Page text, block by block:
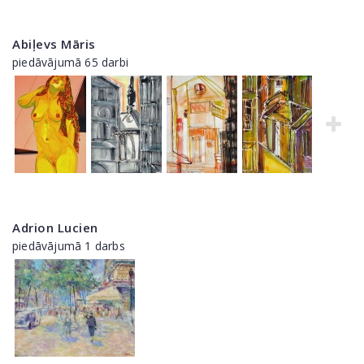
Abiļevs Māris
piedāvājumā 65 darbi
Adrion Lucien
piedāvājumā 1 darbs